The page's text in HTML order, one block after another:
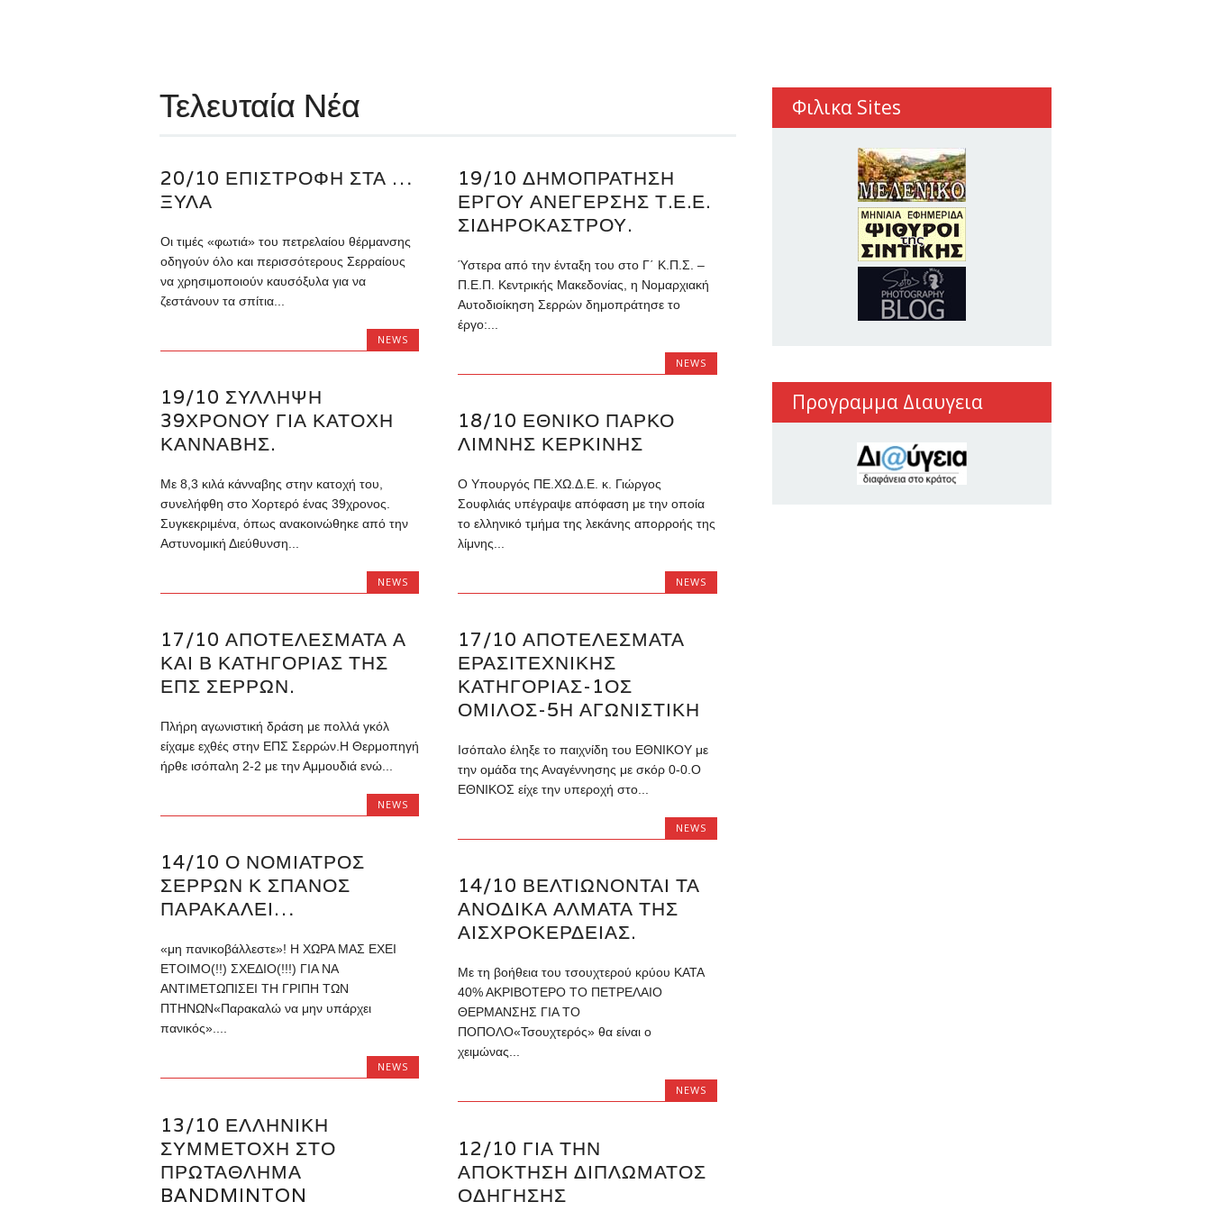
Τελευταία Νέα
20/10 ΕΠΙΣΤΡΟΦΉ ΣΤΑ …
ΞΎΛΑ
Οι τιμές «φωτιά» του πετρελαίου θέρμανσης
οδηγούν όλο και περισσότερους Σερραίους
να χρησιμοποιούν καυσόξυλα για να
ζεστάνουν τα σπίτια...
NEWS
19/10 ΔΗΜΟΠΡΆΤΗΣΗ
ΈΡΓΟΥ ΑΝΈΓΕΡΣΗΣ Τ.Ε.Ε.
ΣΙΔΗΡΟΚΆΣΤΡΟΥ.
Ύστερα από την ένταξη του στο Γ΄ Κ.Π.Σ. –
Π.Ε.Π. Κεντρικής Μακεδονίας, η Νομαρχιακή
Αυτοδιοίκηση Σερρών δημοπράτησε το
έργο:...
NEWS
19/10 ΣΎΛΛΗΨΗ
39ΧΡΟΝΟΥ ΓΙΑ ΚΑΤΟΧΉ
ΚΆΝΝΑΒΗΣ.
Με 8,3 κιλά κάνναβης στην κατοχή του,
συνελήφθη στο Χορτερό ένας 39χρονος.
Συγκεκριμένα, όπως ανακοινώθηκε από την
Αστυνομική Διεύθυνση...
NEWS
18/10 ΕΘΝΙΚΌ ΠΆΡΚΟ
ΛΊΜΝΗΣ ΚΕΡΚΊΝΗΣ
Ο Υπουργός ΠΕ.ΧΩ.Δ.Ε. κ. Γιώργος
Σουφλιάς υπέγραψε απόφαση με την οποία
το ελληνικό τμήμα της λεκάνης απορροής της
λίμνης...
NEWS
17/10 ΑΠΟΤΕΛΈΣΜΑΤΑ Α
ΚΑΙ Β ΚΑΤΗΓΟΡΊΑΣ ΤΗΣ
ΕΠΣ ΣΕΡΡΏΝ.
Πλήρη αγωνιστική δράση με πολλά γκόλ
είχαμε εχθές στην ΕΠΣ Σερρών.Η Θερμοπηγή
ήρθε ισόπαλη 2-2 με την Αμμουδιά ενώ...
NEWS
17/10 ΑΠΟΤΕΛΈΣΜΑΤΑ
ΕΡΑΣΙΤΕΧΝΙΚΉΣ
ΚΑΤΗΓΟΡΊΑΣ-1ΟΣ
ΌΜΙΛΟΣ-5Η ΑΓΩΝΙΣΤΙΚΉ
Ισόπαλο έληξε το παιχνίδη του ΕΘΝΙΚΟΥ με
την ομάδα της Αναγέννησης με σκόρ 0-0.Ο
ΕΘΝΙΚΟΣ είχε την υπεροχή στο...
NEWS
14/10 Ο ΝΟΜΙΑΤΡΟΣ
ΣΕΡΡΩΝ Κ ΣΠΑΝΟΣ
ΠΑΡΑΚΑΛΕΙ…
«μη πανικοβάλλεστε»! Η ΧΩΡΑ ΜΑΣ ΕΧΕΙ
ΕΤΟΙΜΟ(!!) ΣΧΕΔΙΟ(!!!) ΓΙΑ ΝΑ
ΑΝΤΙΜΕΤΩΠΙΣΕΙ ΤΗ ΓΡΙΠΗ ΤΩΝ
ΠΤΗΝΩΝ«Παρακαλώ να μην υπάρχει
πανικός»....
NEWS
14/10 ΒΕΛΤΙΩΝΟΝΤΑΙ ΤΑ
ΑΝΟΔΙΚΑ ΑΛΜΑΤΑ ΤΗΣ
ΑΙΣΧΡΟΚΕΡΔΕΙΑΣ.
Με τη βοήθεια του τσουχτερού κρύου ΚΑΤΑ
40% ΑΚΡΙΒΟΤΕΡΟ ΤΟ ΠΕΤΡΕΛΑΙΟ
ΘΕΡΜΑΝΣΗΣ ΓΙΑ ΤΟ
ΠΟΠΟΛΟ«Τσουχτερός» θα είναι ο
χειμώνας...
NEWS
13/10 ΕΛΛΗΝΙΚΉ
ΣΥΜΜΕΤΟΧΉ ΣΤΟ
ΠΡΩΤΆΘΛΗΜΑ
BANDMINTON
12/10 ΓΙΑ ΤΗΝ
ΑΠΟΚΤΗΣΗ ΔΙΠΛΩΜΑΤΟΣ
ΟΔΗΓΗΣΗΣ
Φιλικα Sites
Προγραμμα Διαυγεια